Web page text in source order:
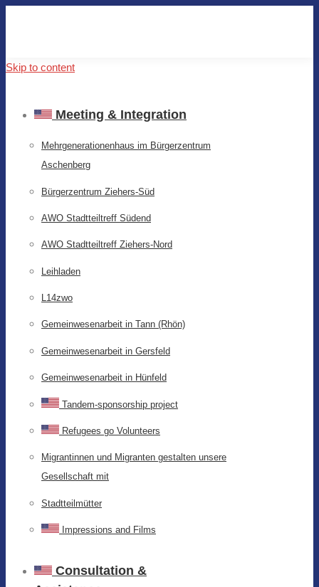
Skip to content
Meeting & Integration
Mehrgenerationenhaus im Bürgerzentrum
Aschenberg
Bürgerzentrum Ziehers-Süd
AWO Stadtteiltreff Südend
AWO Stadtteiltreff Ziehers-Nord
Leihladen
L14zwo
Gemeinwesenarbeit in Tann (Rhön)
Gemeinwesenarbeit in Gersfeld
Gemeinwesenarbeit in Hünfeld
Tandem-sponsorship project
Refugees go Volunteers
Migrantinnen und Migranten gestalten unsere
Gesellschaft mit
Stadtteilmütter
Impressions and Films
Consultation &